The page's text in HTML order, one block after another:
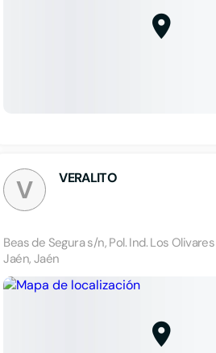
V VERALITO
Beas de Segura s/n, Pol. Ind. Los
Jaén, Jaén